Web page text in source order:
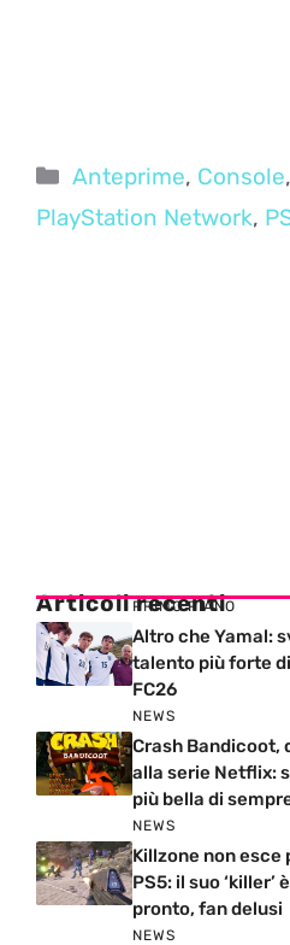
Categorie
Anteprime, Console,
PlayStation Network,
Articoli recenti
PRIMO PIANO
Altro che Yamal:
talento più forte
FC26
NEWS
Crash Bandicoot,
alla serie Netflix:
più bella di
NEWS
Killzone non esce
PS5: il suo ‘killer’
pronto, fan delusi
NEWS